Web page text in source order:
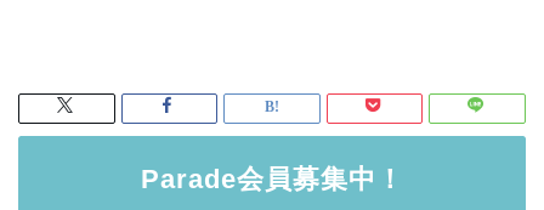
Parade会員募集中！